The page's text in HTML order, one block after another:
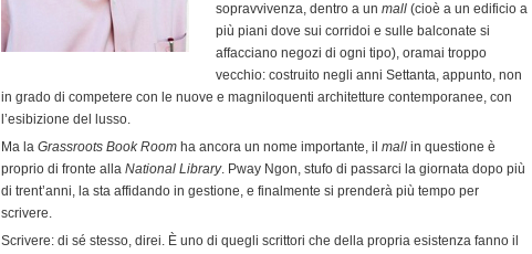
sopravvivenza, dentro a un mall (cioè a un edificio a
più piani dove sui corridoi e sulle balconate si
affacciano negozi di ogni tipo), oramai troppo
vecchio: costruito negli anni Settanta, appunto, non
in grado di competere con le nuove e magniloquenti architetture contemporanee, con
l’esibizione del lusso.
Ma la Grassroots Book Room ha ancora un nome importante, il mall in questione è
proprio di fronte alla National Library. Pway Ngon, stufo di passarci la giornata dopo più
di trent’anni, la sta affidando in gestione, e finalmente si prenderà più tempo per
scrivere.
Scrivere: di sé stesso, direi. È uno di quegli scrittori che della propria esistenza fanno il